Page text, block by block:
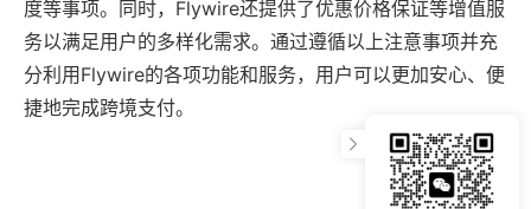
度等事项。同时，Flywire还提供了优惠价格保证等增值服
务以满足用户的多样化需求。通过遵循以上注意事项并充
分利用Flywire的各项功能和服务，用户可以更加安心、便
捷地完成跨境支付。